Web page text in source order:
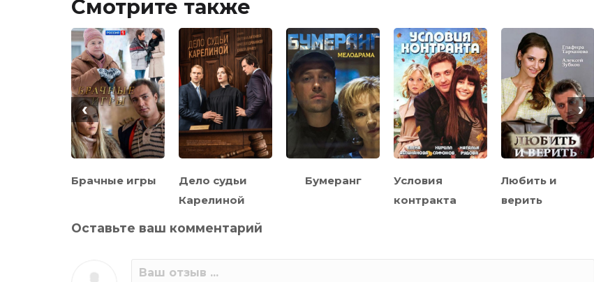
Смотрите также
Брачные игры
Дело судьи
Карелиной
Бумеранг
Условия
контракта
Любить и
верить
‹ ›
Оставьте ваш комментарий